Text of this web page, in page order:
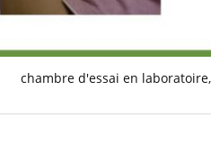
chambre d'essai en laboratoire,